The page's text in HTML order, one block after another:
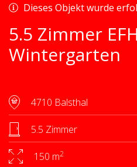
Dieses Objekt wurde
5.5 Zimmer
Wintergarten
4710 Balsthal
5.5 Zimmer
150 m2